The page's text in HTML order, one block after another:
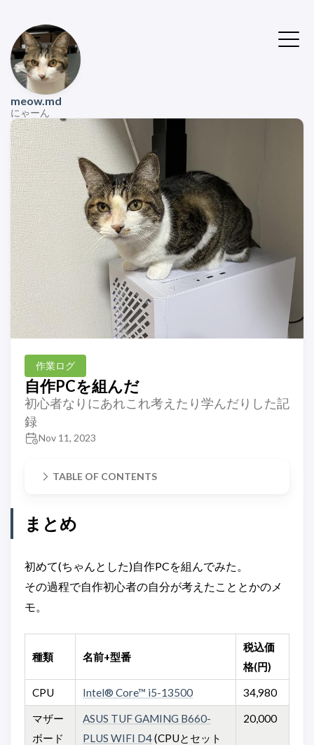
meow.md
にゃーん
作業ログ
自作PCを組んだ
初心者なりにあれこれ考えたり学んだりした記
録
Nov 11, 2023
TABLE OF CONTENTS
まとめ
初めて(ちゃんとした)自作PCを組んでみた。
その過程で自作初心者の自分が考えたこととかのメ
モ。
種類 名前+型番
税込価
格(円)
CPU Intel® Core™ i5-13500 34,980
マザー
ボード
ASUS TUF GAMING B660-
PLUS WIFI D4(CPUとセット
20,000